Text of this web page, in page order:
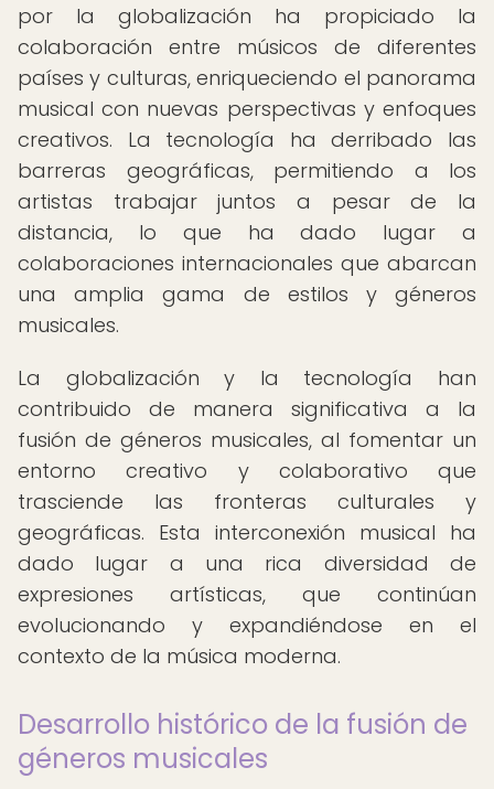
por la globalización ha propiciado la
colaboración entre músicos de diferentes
países y culturas, enriqueciendo el panorama
musical con nuevas perspectivas y enfoques
creativos. La tecnología ha derribado las
barreras geográficas, permitiendo a los
artistas trabajar juntos a pesar de la
distancia, lo que ha dado lugar a
colaboraciones internacionales que abarcan
una amplia gama de estilos y géneros
musicales.
La globalización y la tecnología han
contribuido de manera significativa a la
fusión de géneros musicales, al fomentar un
entorno creativo y colaborativo que
trasciende las fronteras culturales y
geográficas. Esta interconexión musical ha
dado lugar a una rica diversidad de
expresiones artísticas, que continúan
evolucionando y expandiéndose en el
contexto de la música moderna.
Desarrollo histórico de la fusión de
géneros musicales